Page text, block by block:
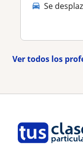
Se
Ver todos los